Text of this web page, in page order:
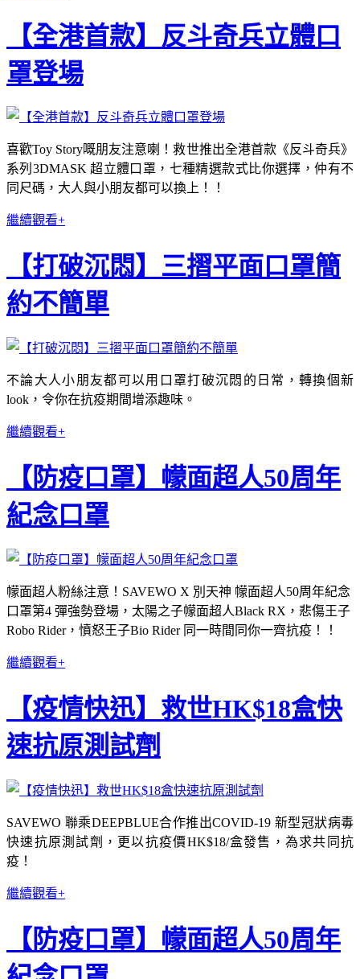
【全港首款】反斗奇兵立體口
罩登場
喜歡Toy Story嘅朋友注意喇！救世推出全港首款《反斗奇兵》
系列3DMASK 超立體口罩，七種精選款式比你選擇，仲有不
同尺碼，大人與小朋友都可以換上！！
繼續觀看+
【打破沉悶】三摺平面口罩簡
約不簡單
不論大人小朋友都可以用口罩打破沉悶的日常，轉換個新
look，令你在抗疫期間增添趣味。
繼續觀看+
【防疫口罩】幪面超人50周年
紀念口罩
幪面超人粉絲注意！SAVEWO X 別天神 幪面超人50周年紀念
口罩第4 彈強勢登場，太陽之子幪面超人Black RX，悲傷王子
Robo Rider，憤怒王子Bio Rider 同一時間同你一齊抗疫！！
繼續觀看+
【疫情快迅】救世HK$18盒快
速抗原測試劑
SAVEWO 聯乘DEEPBLUE合作推出COVID-19 新型冠狀病毒
快速抗原測試劑，更以抗疫價HK$18/盒發售，為求共同抗
疫！
繼續觀看+
【防疫口罩】幪面超人50周年